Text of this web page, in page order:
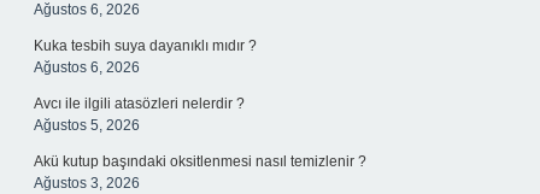
Ağustos 6, 2026
Kuka tesbih suya dayanıklı mıdır ?
Ağustos 6, 2026
Avcı ile ilgili atasözleri nelerdir ?
Ağustos 5, 2026
Akü kutup başındaki oksitlenmesi nasıl temizlenir ?
Ağustos 3, 2026